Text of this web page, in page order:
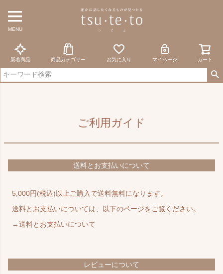
MENU
新着商品 商品カテゴリー お気に入り マイページ カート
ご利用ガイド
送料とお支払いについて
5,000円(税込)以上ご購入で送料無料になります。
送料とお支払いについては、以下のページをご覧ください。
→送料とお支払いについて
レビューについて